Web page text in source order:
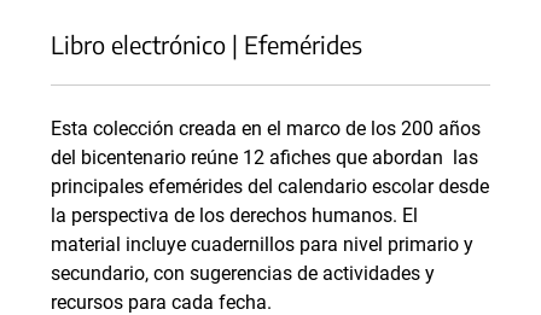
Libro electrónico | Efemérides
Esta colección creada en el marco de los 200 años
del bicentenario reúne 12 afiches que abordan las
principales efemérides del calendario escolar desde
la perspectiva de los derechos humanos. El
material incluye cuadernillos para nivel primario y
secundario, con sugerencias de actividades y
recursos para cada fecha.